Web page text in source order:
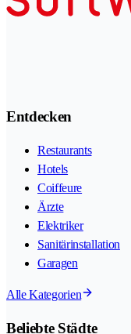
Entdecken
Restaurants
Hotels
Coiffeure
Ärzte
Elektriker
Sanitärinstallation
Garagen
Alle Kategorien
Beliebte Städte